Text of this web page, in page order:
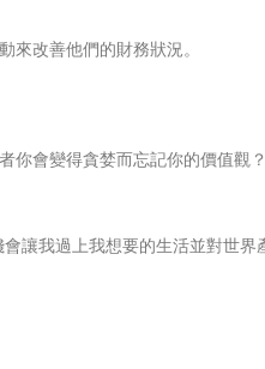
來改善他們的財務狀況。
你會變得貪婪而忘記你的價值觀
讓我過上我想要的生活並對世界